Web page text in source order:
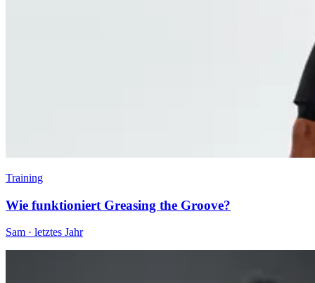
Training
Wie funktioniert Greasing the Groove?
Sam · letztes Jahr